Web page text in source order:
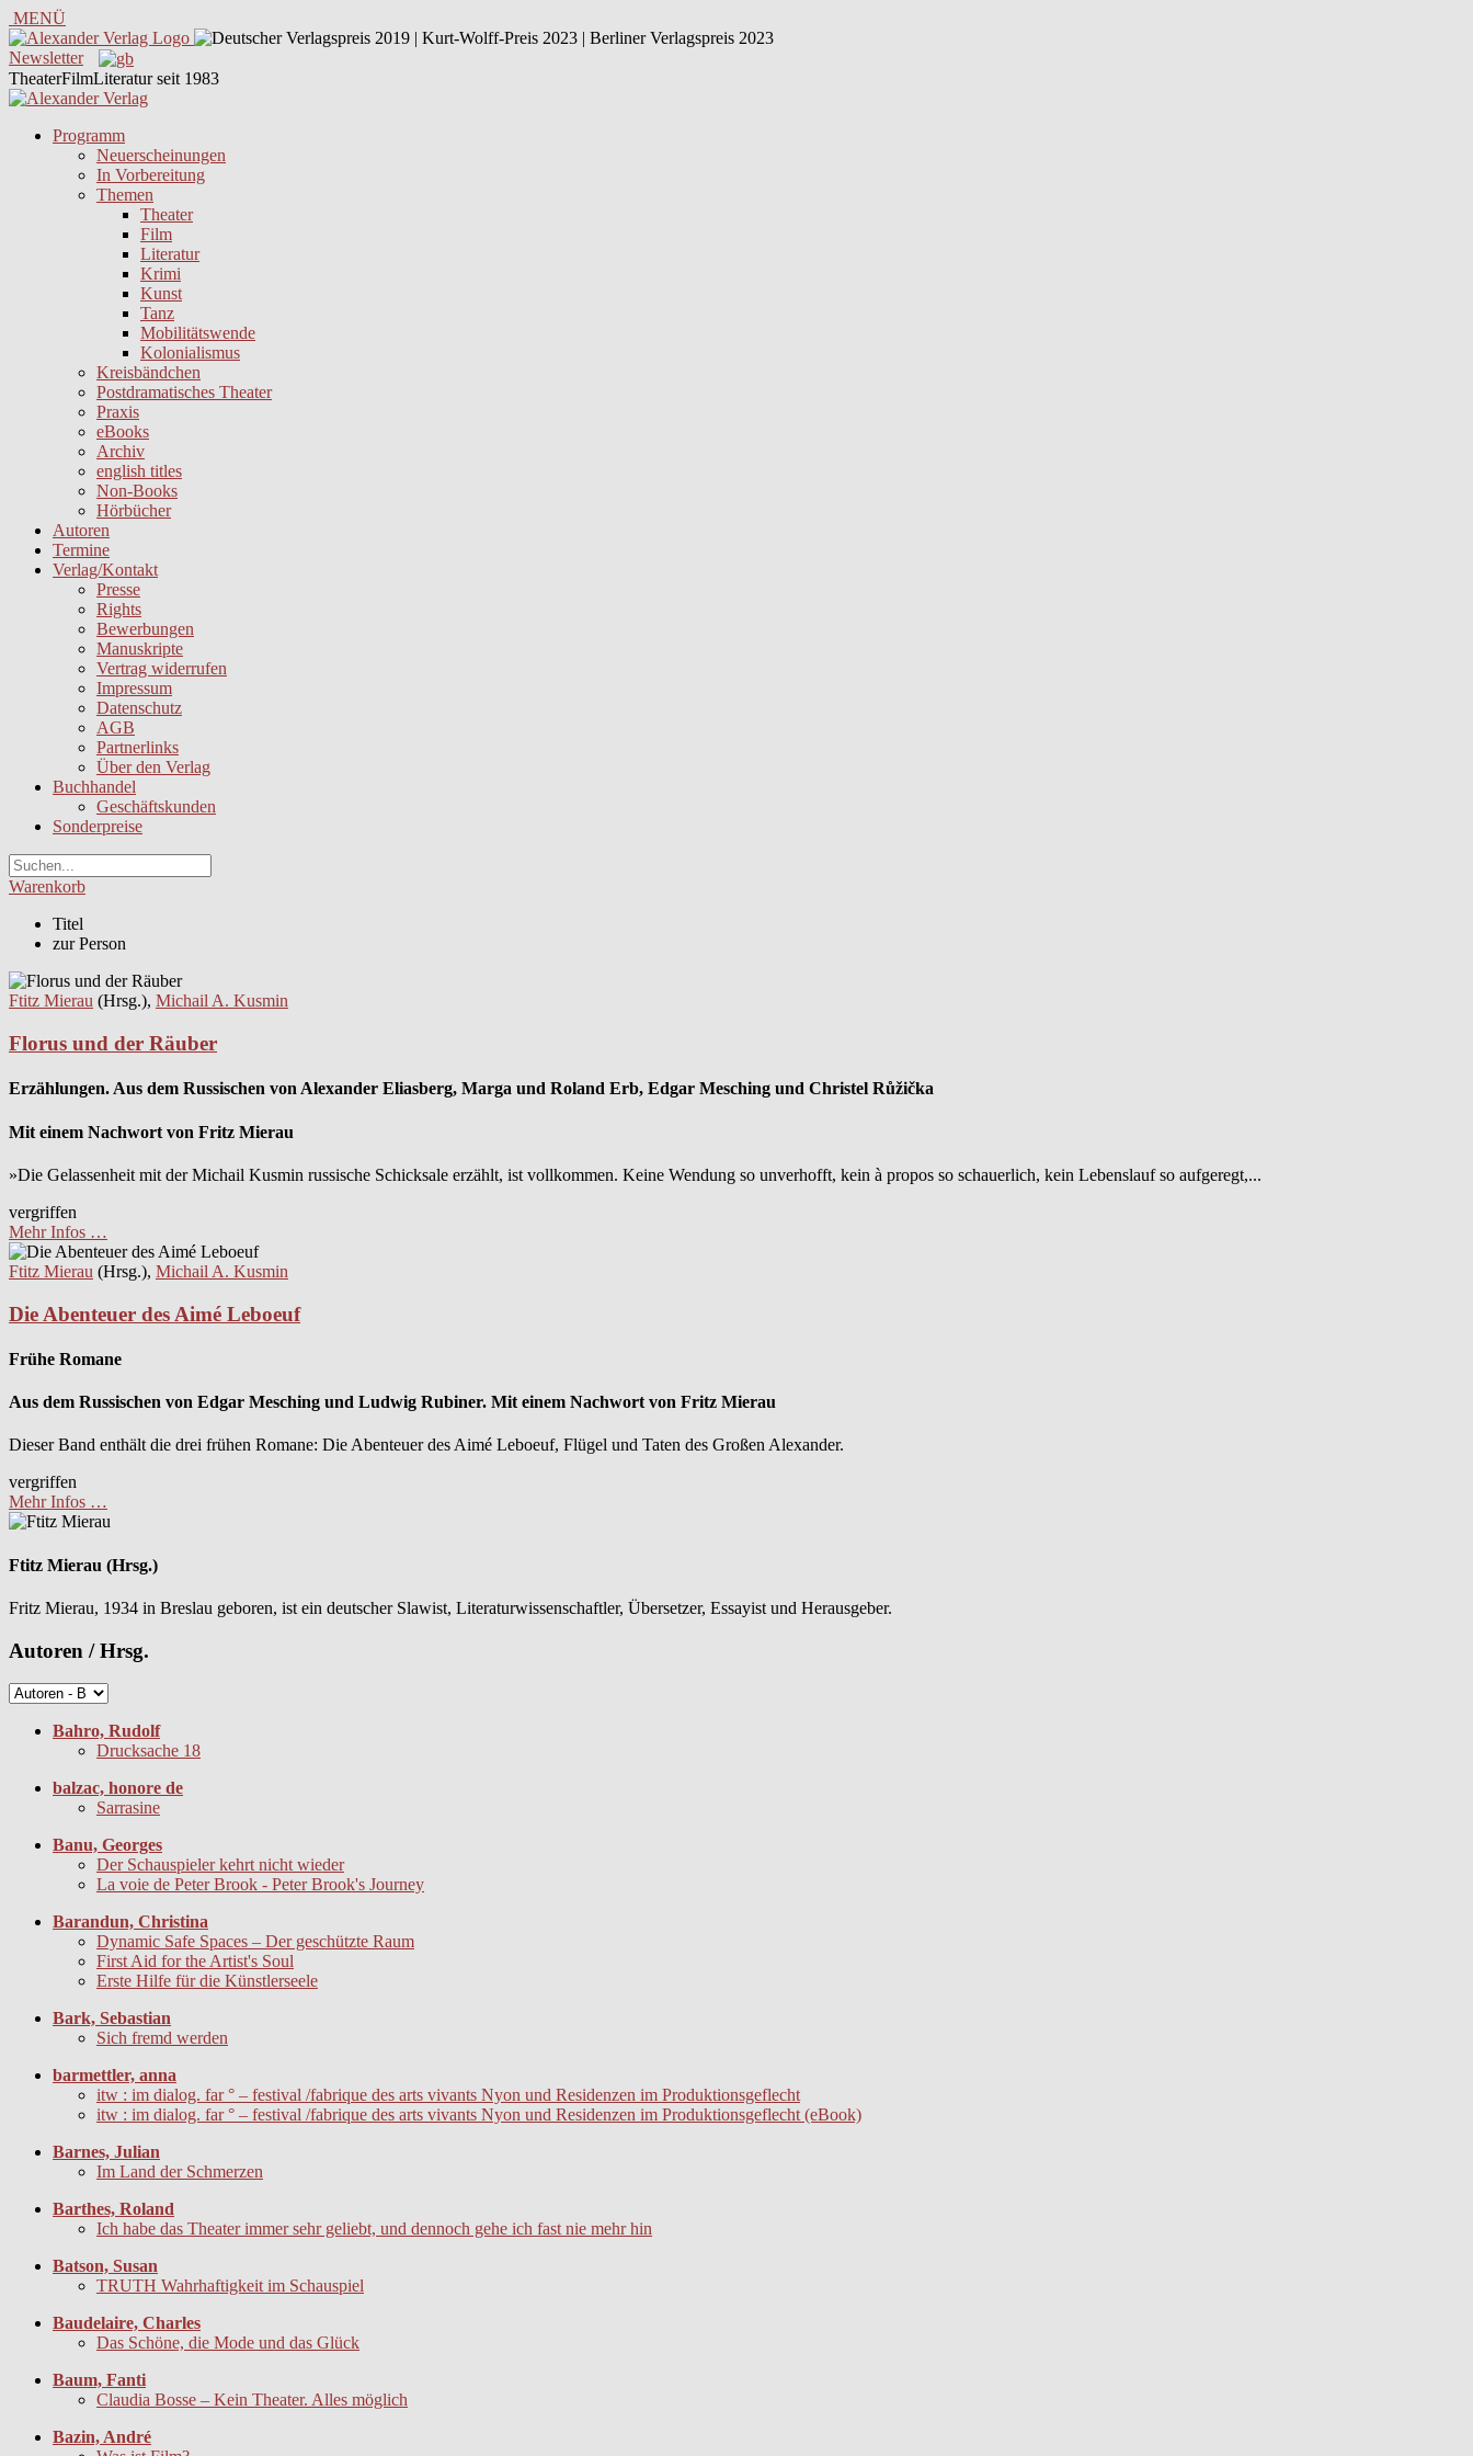
MENÜ
Newsletter
TheaterFilmLiteratur seit 1983
Programm
Neuerscheinungen
In Vorbereitung
Themen
Theater
Film
Literatur
Krimi
Kunst
Tanz
Mobilitätswende
Kolonialismus
Kreisbändchen
Postdramatisches Theater
Praxis
eBooks
Archiv
english titles
Non-Books
Hörbücher
Autoren
Termine
Verlag/Kontakt
Presse
Rights
Bewerbungen
Manuskripte
Vertrag widerrufen
Impressum
Datenschutz
AGB
Partnerlinks
Über den Verlag
Buchhandel
Geschäftskunden
Sonderpreise
Warenkorb
Titel
zur Person
Ftitz Mierau (Hrsg.), Michail A. Kusmin
Florus und der Räuber
Erzählungen. Aus dem Russischen von Alexander Eliasberg, Marga und Roland Erb, Edgar Mesching und Christel Růžička
Mit einem Nachwort von Fritz Mierau
»Die Gelassenheit mit der Michail Kusmin russische Schicksale erzählt, ist vollkommen. Keine Wendung so unverhofft, kein à propos so schauerlich, kein Lebenslauf so aufgeregt,...
vergriffen
Mehr Infos …
Ftitz Mierau (Hrsg.), Michail A. Kusmin
Die Abenteuer des Aimé Leboeuf
Frühe Romane
Aus dem Russischen von Edgar Mesching und Ludwig Rubiner. Mit einem Nachwort von Fritz Mierau
Dieser Band enthält die drei frühen Romane: Die Abenteuer des Aimé Leboeuf, Flügel und Taten des Großen Alexander.
vergriffen
Mehr Infos …
Ftitz Mierau (Hrsg.)
Fritz Mierau, 1934 in Breslau geboren, ist ein deutscher Slawist, Literaturwissenschaftler, Übersetzer, Essayist und Herausgeber.
Autoren / Hrsg.
Bahro, Rudolf
Drucksache 18
balzac, honore de
Sarrasine
Banu, Georges
Der Schauspieler kehrt nicht wieder
La voie de Peter Brook - Peter Brook's Journey
Barandun, Christina
Dynamic Safe Spaces – Der geschützte Raum
First Aid for the Artist's Soul
Erste Hilfe für die Künstlerseele
Bark, Sebastian
Sich fremd werden
barmettler, anna
itw : im dialog. far ° – festival /fabrique des arts vivants Nyon und Residenzen im Produktionsgeflecht
itw : im dialog. far ° – festival /fabrique des arts vivants Nyon und Residenzen im Produktionsgeflecht (eBook)
Barnes, Julian
Im Land der Schmerzen
Barthes, Roland
Ich habe das Theater immer sehr geliebt, und dennoch gehe ich fast nie mehr hin
Batson, Susan
TRUTH Wahrhaftigkeit im Schauspiel
Baudelaire, Charles
Das Schöne, die Mode und das Glück
Baum, Fanti
Claudia Bosse – Kein Theater. Alles möglich
Bazin, André